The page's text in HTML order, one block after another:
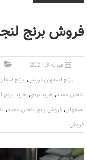
فروش برنج
فوریه 3, 2021
برنج اصفهان فروش, برنج لنجان
لنجان عمده, خرید برنج, خرید برنج
اصفهان, فروش برنج لنجان عمده,
فروش